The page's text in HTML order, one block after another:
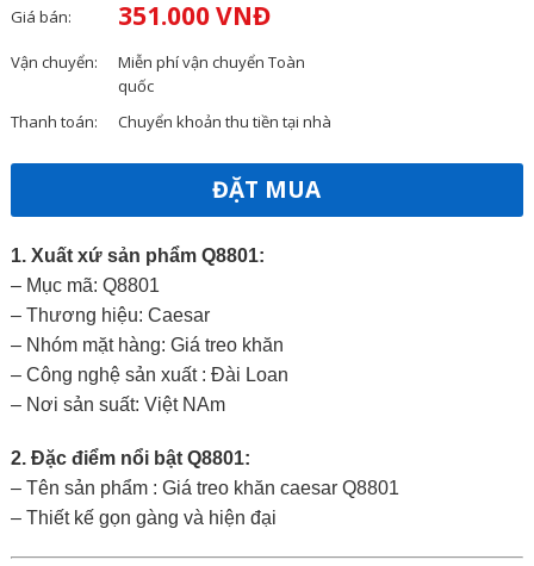
Giá bán: 351.000 VNĐ
Vận chuyển:
Miễn phí vận chuyển Toàn
quốc
Thanh toán:
Chuyển khoản thu tiền tại nhà
ĐẶT MUA
1. Xuất xứ sản phẩm Q8801:
– Mục mã: Q8801
– Thương hiệu: Caesar
– Nhóm mặt hàng: Giá treo khăn
– Công nghệ sản xuất : Đài Loan
– Nơi sản suất: Việt NAm
2. Đặc điểm nổi bật Q8801:
– Tên sản phẩm : Giá treo khăn caesar Q8801
– Thiết kế gọn gàng và hiện đại